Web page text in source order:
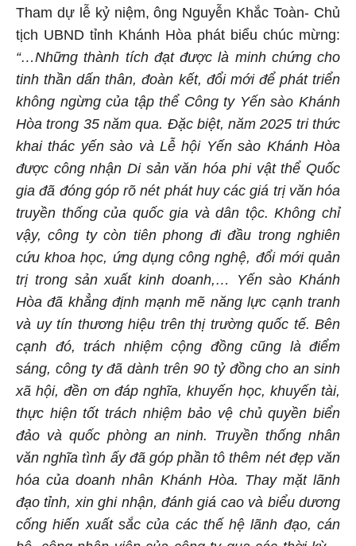
Tham dự lễ kỷ niệm, ông Nguyễn Khắc Toàn- Chủ
tịch UBND tỉnh Khánh Hòa phát biểu chúc mừng:
“…Những thành tích đạt được là minh chứng cho
tinh thần dấn thân, đoàn kết, đổi mới để phát triển
không ngừng của tập thể Công ty Yến sào Khánh
Hòa trong 35 năm qua. Đặc biệt, năm 2025 tri thức
khai thác yến sào và Lễ hội Yến sào Khánh Hòa
được công nhận Di sản văn hóa phi vật thể Quốc
gia đã đóng góp rõ nét phát huy các giá trị văn hóa
truyền thống của quốc gia và dân tộc. Không chỉ
vậy, công ty còn tiên phong đi đầu trong nghiên
cứu khoa học, ứng dụng công nghệ, đổi mới quản
trị trong sản xuất kinh doanh,… Yến sào Khánh
Hòa đã khẳng định mạnh mẽ năng lực cạnh tranh
và uy tín thương hiệu trên thị trường quốc tế. Bên
cạnh đó, trách nhiệm cộng đồng cũng là điểm
sáng, công ty đã dành trên 90 tỷ đồng cho an sinh
xã hội, đền ơn đáp nghĩa, khuyến học, khuyến tài,
thực hiện tốt trách nhiệm bảo vệ chủ quyền biển
đảo và quốc phòng an ninh. Truyền thống nhân
văn nghĩa tình ấy đã góp phần tô thêm nét đẹp văn
hóa của doanh nhân Khánh Hòa. Thay mặt lãnh
đạo tỉnh, xin ghi nhận, đánh giá cao và biểu dương
cống hiến xuất sắc của các thế hệ lãnh đạo, cán